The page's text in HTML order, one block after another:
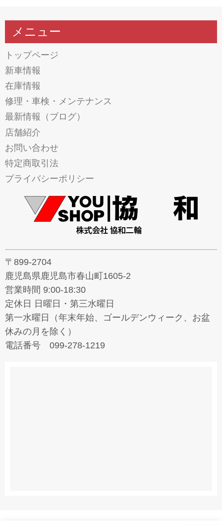
メニュー
トップページ
新車情報
在庫情報
修理・車検・メンテナンス
最新情報（ブログ）
店舗紹介
お問い合わせ
特定商取引法
プライバシーポリシー
〒899-2704
鹿児島県鹿児島市春山町1605-2
営業時間 9:00-18:30
定休日 日曜日・第三水曜日
第一水曜日（年末年始、ゴールデンウィーク、お盆
休みの月を除く）
電話番号 099-278-1219